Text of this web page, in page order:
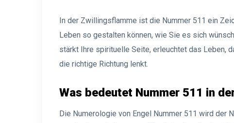
In der Zwillingsflamme ist die Nummer 511 ein
Leben so gestalten können, wie Sie es sich
stärkt Ihre spirituelle Seite, erleuchtet das Leben,
die richtige Richtung lenkt.
Was bedeutet Nummer 511 in
Die Numerologie von Engel Nummer 511 wird der